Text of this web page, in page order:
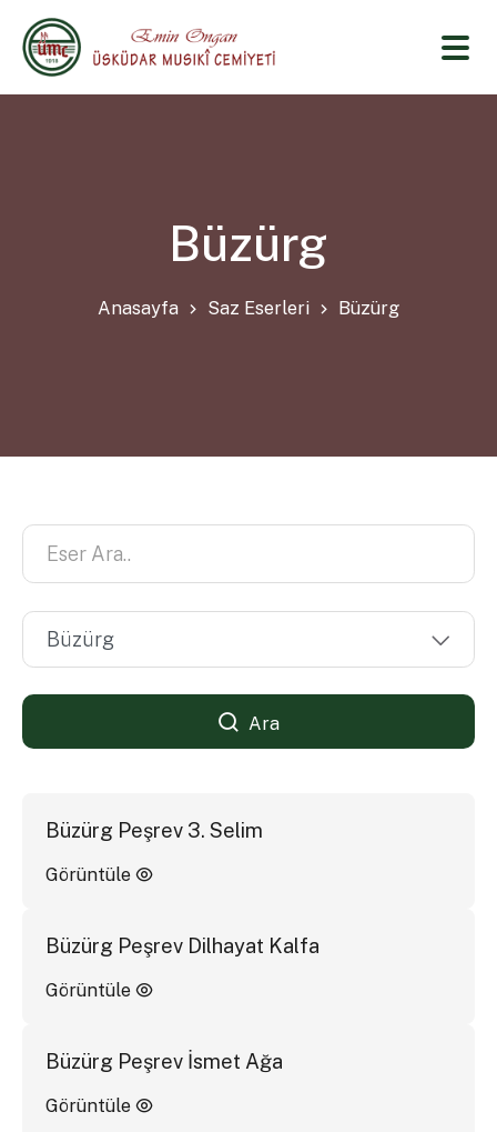
Büzürg
Anasayfa Saz Eserleri Büzürg
Ara
Büzürg Peşrev 3. Selim
Görüntüle
Büzürg Peşrev Dilhayat Kalfa
Görüntüle
Büzürg Peşrev İsmet Ağa
Görüntüle